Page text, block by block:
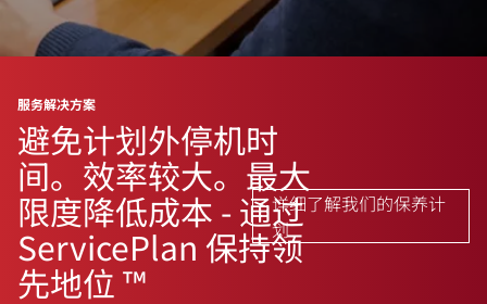
服务解决方案
避免计划外停机时
间。效率较大。最大
限度降低成本 - 通过
ServicePlan 保持领
先地位 ™
详细了解我们的保养计
划